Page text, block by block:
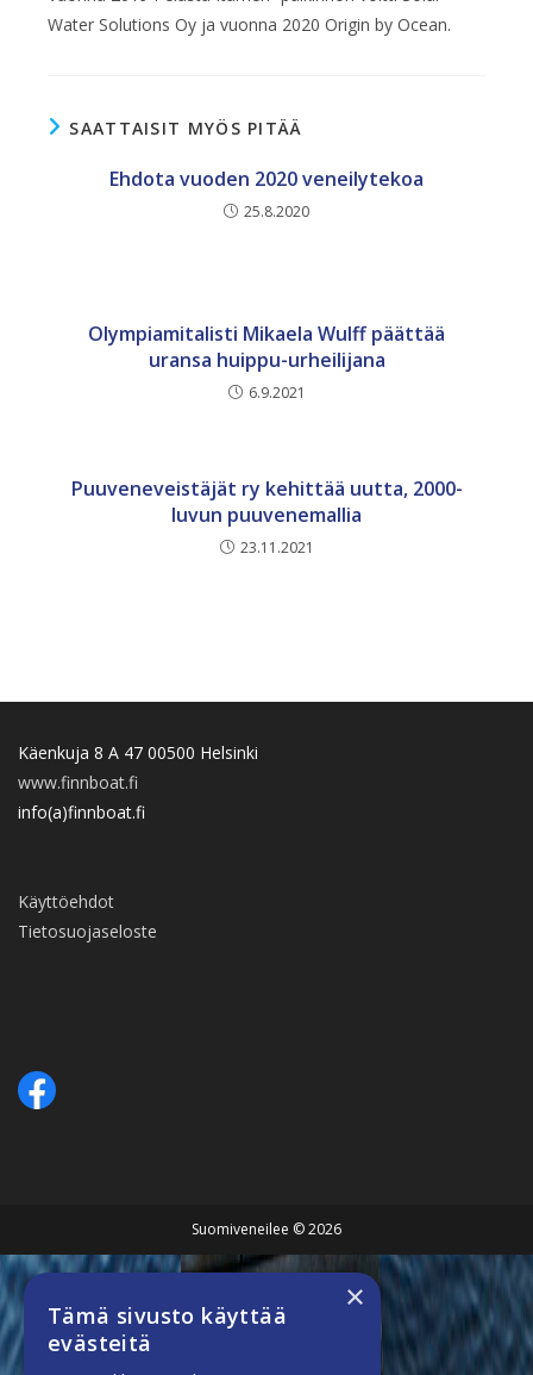
Water Solutions Oy ja vuonna 2020 Origin by Ocean.
SAATTAISIT MYÖS PITÄÄ
Ehdota vuoden 2020 veneilytekoa
25.8.2020
Olympiamitalisti Mikaela Wulff päättää
uransa huippu-urheilijana
6.9.2021
Puuveneveistäjät ry kehittää uutta, 2000-
luvun puuvenemallia
23.11.2021
Käenkuja 8 A 47 00500 Helsinki
www.finnboat.fi
info(a)finnboat.fi
Käyttöehdot
Tietosuojaseloste
Suomiveneilee © 2026
×
Tämä sivusto käyttää
evästeitä